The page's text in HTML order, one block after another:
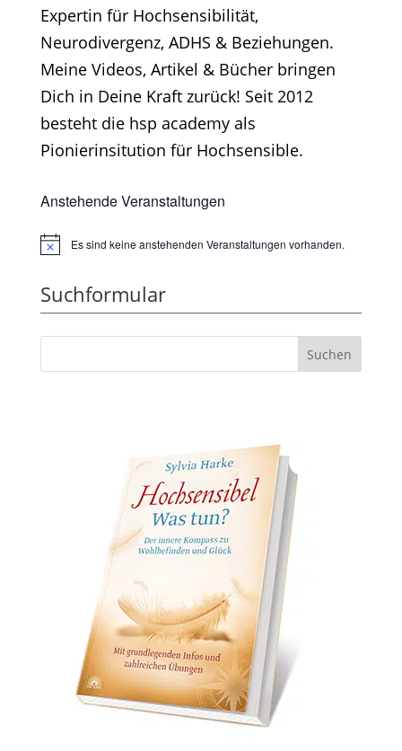
Expertin für Hochsensibilität,
Neurodivergenz, ADHS & Beziehungen.
Meine Videos, Artikel & Bücher bringen
Dich in Deine Kraft zurück! Seit 2012
besteht die hsp academy als
Pionierinsitution für Hochsensible.
Anstehende Veranstaltungen
HinweisEs sind keine anstehenden Veranstaltungen vorhanden.
Suchformular